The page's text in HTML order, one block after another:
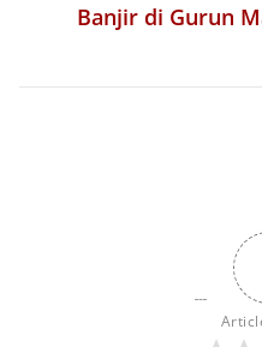
Banjir di Gurun